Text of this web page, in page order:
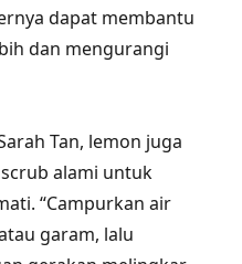
dapat membantu
dan mengurangi
Tan, lemon juga
alami untuk
“Campurkan air
garam, lalu